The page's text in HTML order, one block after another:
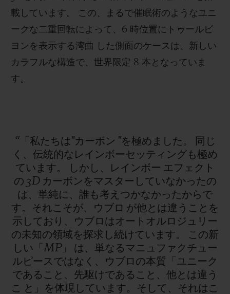
載しています。 この、まるで催眠術のようなユニ
ークな二重回転によって、 6 時位置にトゥールビ
ヨンを表示する湾曲 した側面のケースは、新しい
カラフルな構造で、世界限定 8 本となっていま
す。
“「私たちは"カーボン "を極めました。
同じ
く、伝統的なレインボーセッティングも極め
ています。
しかし、レインボー エフェクト
の 3D カーボンをマスターしていなかったの
は、単純に、誰も考えつかなかったからで
す。それこそが、ウブロ が他とは違うことを
示しており、ウブロはオートオルロジュリー
の未知の領域を探求し続けています。 この新
しい「MP」 は、単なるマニュファクチュー
ルピースではなく、ウブロの本質「ユニーク
であること、先駆けであること、他とは違う
こ と」を体現しています。そして、それはこ